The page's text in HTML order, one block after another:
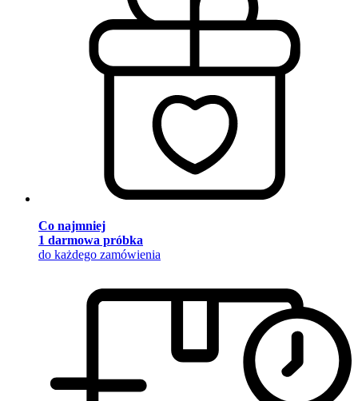
Co najmniej
1 darmowa próbka
do każdego zamówienia